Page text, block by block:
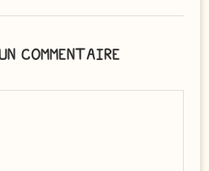
COMMENTAIRE